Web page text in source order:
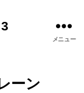
メニュー
ーン